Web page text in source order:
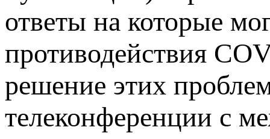
ответы на которые
противодействия
решение этих
телеконференции с